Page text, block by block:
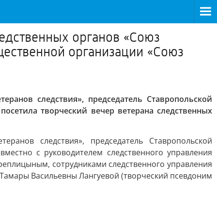
органов «Союз
организации «Союз
следствия», председатель Ставропольской
творческий вечер ветерана следственных
следствия», председатель Ставропольской
с руководителем следственного управления
сотрудниками следственного управления
Васильевны Лангуевой (творческий псевдоним